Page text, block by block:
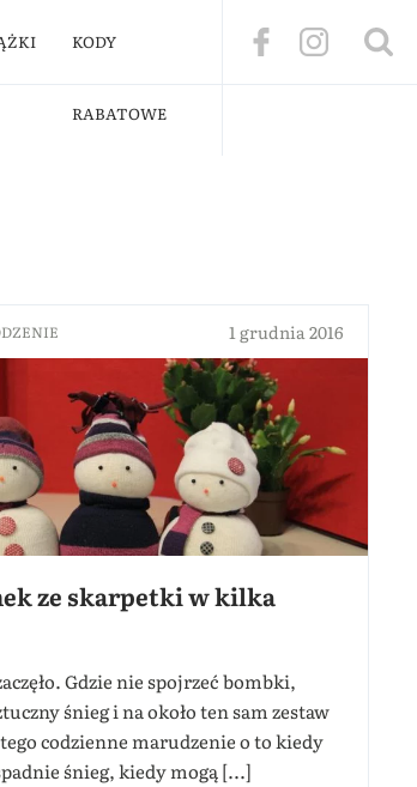
KODY
RABATOWE
1 grudnia 2016
ze skarpetki w kilka
Gdzie nie spojrzeć bombki,
śnieg i na około ten sam zestaw
codzienne marudzenie o to kiedy
śnieg, kiedy mogą [...]